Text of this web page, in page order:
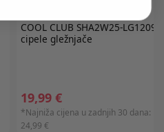
COOL CLUB SHA2W25-LG1209
cipele gležnjače
19,99 €
*Najniža cijena u zadnjih 30 dana:
24,99 €